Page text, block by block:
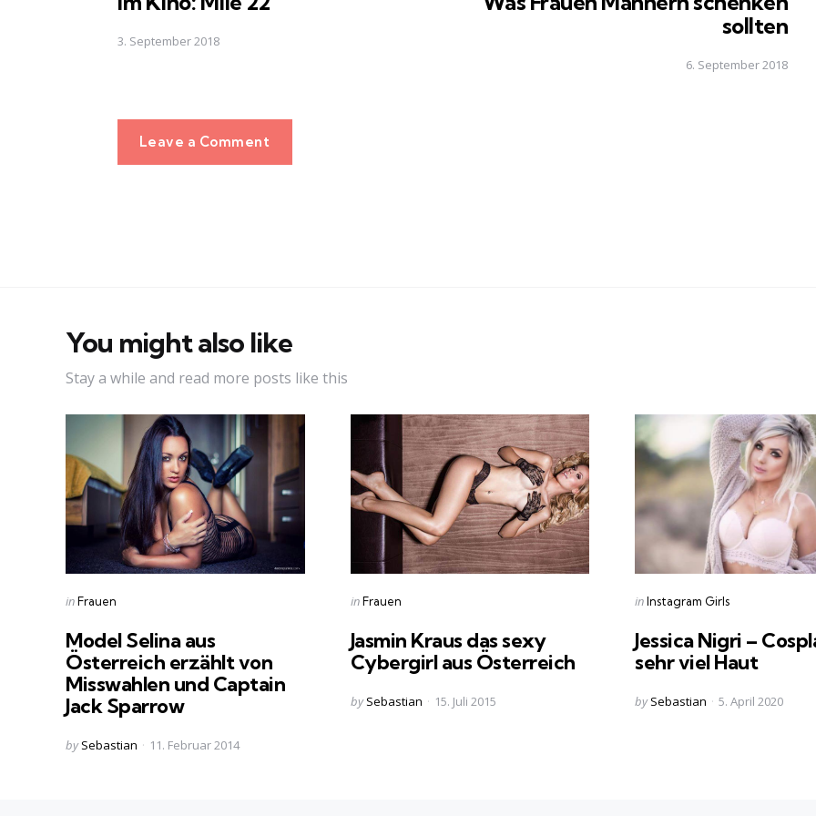
3. September 2018
sollten
6. September 2018
Leave a Comment
You might also like
Stay a while and read more posts like this
Categories
Posted
inFrauen
Model Selina aus
Österreich erzählt von
Misswahlen und Captain
Jack Sparrow
Posted
by Sebastian 11. Februar 2014
Categories
Posted
in Frauen
Jasmin Kraus das sexy
Cybergirl aus Österreich
Posted
by Sebastian 15. Juli 2015
Categories
Posted
inInstagram Girls
Jessica Nigri –
sehr viel Haut
Posted
by Sebastian 5. April 2020